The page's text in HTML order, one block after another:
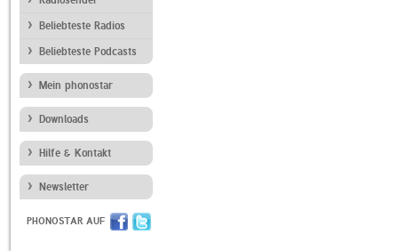
Beliebteste Radios
Beliebteste Podcasts
Mein phonostar
Downloads
Hilfe & Kontakt
Newsletter
PHONOSTAR AUF